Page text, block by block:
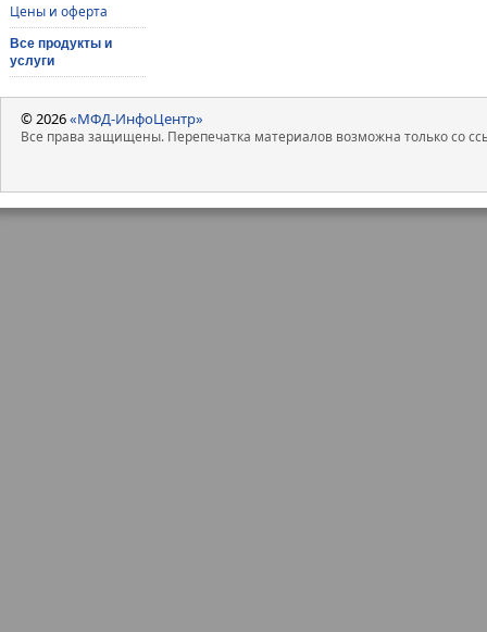
Цены и оферта
Все продукты и
услуги
© 2026«МФД-ИнфоЦентр»
Все права защищены. Перепечатка материалов возможна только со